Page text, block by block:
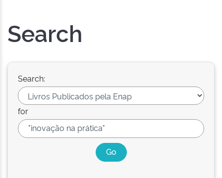
Search
Search:
for